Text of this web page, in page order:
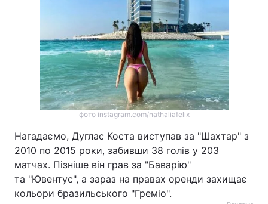
фото instagram.com/nathaliafelix
Нагадаємо, Дуглас Коста виступав за "Шахтар" з
2010 по 2015 роки, забивши 38 голів у 203
матчах. Пізніше він грав за "Баварію"
та "Ювентус", а зараз на правах оренди захищає
кольори бразильського "Греміо".